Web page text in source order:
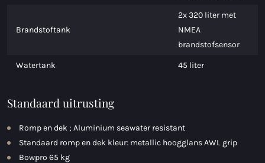
Brandstoftank
2x 320 liter met
NMEA
brandstofsensor
Watertank 45 liter
Standaard uitrusting
Romp en dek ; Aluminium seawater resistant
Standaard romp en dek kleur: metallic hoogglans AWL grip
Bowpro 65 kg